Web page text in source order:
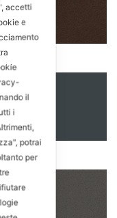
Marmo
accetti
e
il
i
potrai
per